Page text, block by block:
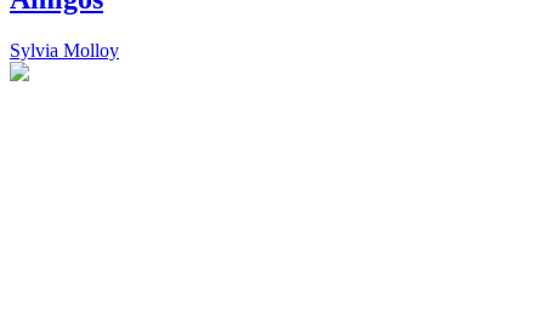
Sylvia Molloy